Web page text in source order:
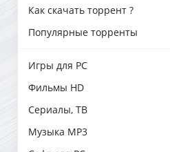
Как скачать торрент ?
Популярные торренты
Игры для PC
Фильмы HD
Сериалы, ТВ
Музыка MP3